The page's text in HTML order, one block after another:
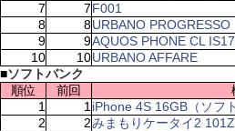
7
7F001
8
8URBANO PROGRESSO
9
9AQUOS PHONE CL
10
10URBANO AFFARE
■ソフトバンク
順位
前回
1
1 iPhone 4S 16GB（ソフ
2
2みまもりケータイ2 101Z